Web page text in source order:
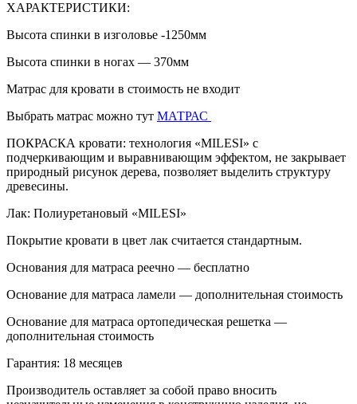
ХАРАКТЕРИСТИКИ:
Высота спинки в изголовье -1250мм
Высота спинки в ногах — 370мм
Матрас для кровати в стоимость не входит
Выбрать матрас можно тут МАТРАС
ПОКРАСКА кровати: технология «MILESI» с
подчеркивающим и выравнивающим эффектом, не закрывает
природный рисунок дерева, позволяет выделить структуру
древесины.
Лак: Полиуретановый «MILESI»
Покрытие кровати в цвет лак считается стандартным.
Основания для матраса реечно — бесплатно
Основание для матраса ламели — дополнительная стоимость
Основание для матраса ортопедическая решетка —
дополнительная стоимость
Гарантия: 18 месяцев
Производитель оставляет за собой право вносить